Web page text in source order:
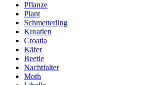
Pflanze
Plant
Schmetterling
Kroatien
Croatia
Käfer
Beetle
Nachtfalter
Moth